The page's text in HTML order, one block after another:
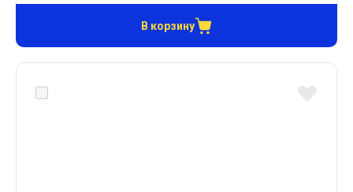
В корзину